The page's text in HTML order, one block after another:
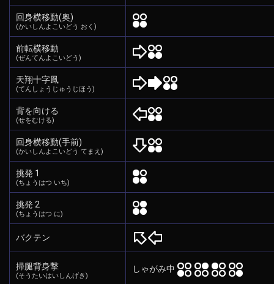
回身横移動(奥)
(かいしんよこいどう おく)
前転横移動
(ぜんてんよこいどう)
天翔十字鳳
(てんしょうじゅうじほう)
背を向ける
(せをむける)
回身横移動(手前)
(かいしんよこいどう てまえ)
挑発 1
(ちょうはつ いち)
挑発 2
(ちょうはつ に)
バクテン
掃腿背身撃
(そうたいはいしんげき)
しゃがみ中